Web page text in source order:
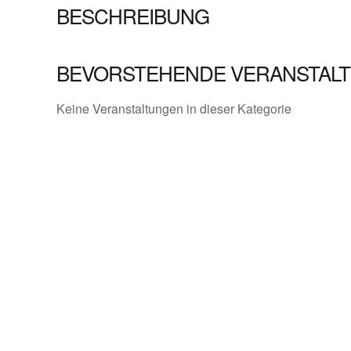
BESCHREIBUNG
BEVORSTEHENDE
Keine Veranstaltungen in dieser Kategorie